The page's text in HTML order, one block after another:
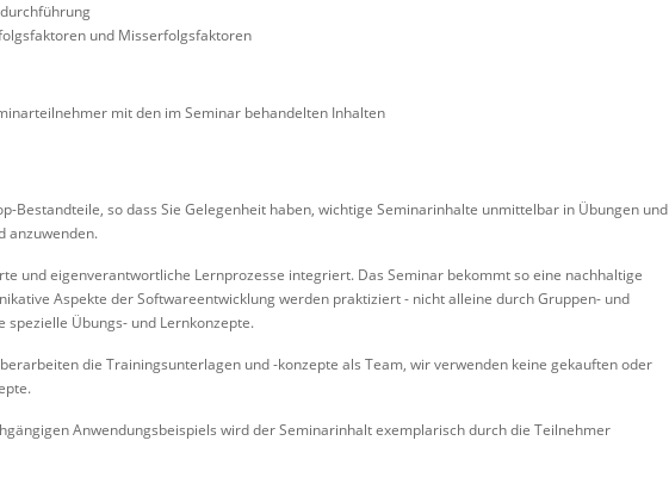
und Misserfolgsfaktoren
mit den im Seminar behandelten Inhalten
Bestandteile, so dass Sie Gelegenheit haben, wichtige Seminarinhalte unmittelbar in Übungen und
anzuwenden.
und eigenverantwortliche Lernprozesse integriert. Das Seminar bekommt so eine nachhaltige
Aspekte der Softwareentwicklung werden praktiziert - nicht alleine durch Gruppen- und
Übungs- und Lernkonzepte.
die Trainingsunterlagen und -konzepte als Team, wir verwenden keine gekauften oder
Anwendungsbeispiels wird der Seminarinhalt exemplarisch durch die Teilnehmer